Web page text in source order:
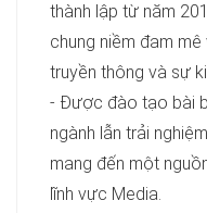
thành lập từ năm
chung niềm đam
truyền thông và sự
- Được đào tạo bài
ngành lẫn trải
mang đến một
lĩnh vực Media.